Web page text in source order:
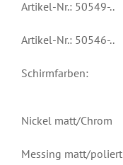
Artikel-Nr.: 50549-..
Artikel-Nr.: 50546-..
Schirmfarben:
Nickel matt/Chrom
Messing matt/poliert